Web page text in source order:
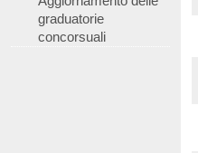
graduatorie
concorsuali